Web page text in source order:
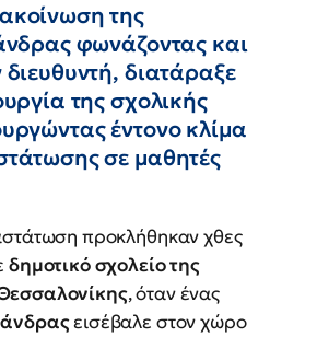
της
φωνάζοντας και
διατάραξε
της σχολικής
έντονο κλίμα
σε μαθητές
προκλήθηκαν χθες
δημοτικό σχολείο της
, όταν ένας
εισέβαλε στον χώρο